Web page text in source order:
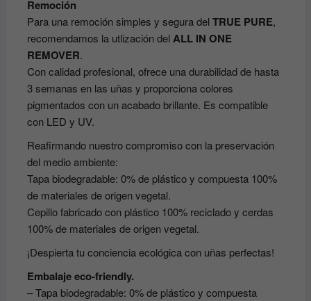
Remoción
Para una remoción simples y segura del TRUE PURE,
recomendamos la utlización del ALL IN ONE
REMOVER.
Con calidad profesional, ofrece una durabilidad de hasta
3 semanas en las uñas y proporciona colores
pigmentados con un acabado brillante. Es compatible
con LED y UV.
Reafirmando nuestro compromiso con la preservación
del medio ambiente:
Tapa biodegradable: 0% de plástico y compuesta 100%
de materiales de origen vegetal.
Cepillo fabricado con plástico 100% reciclado y cerdas
100% de materiales de origen vegetal.
¡Despierta tu conciencia ecológica con uñas perfectas!
Embalaje eco-friendly.
– Tapa biodegradable: 0% de plástico y compuesta